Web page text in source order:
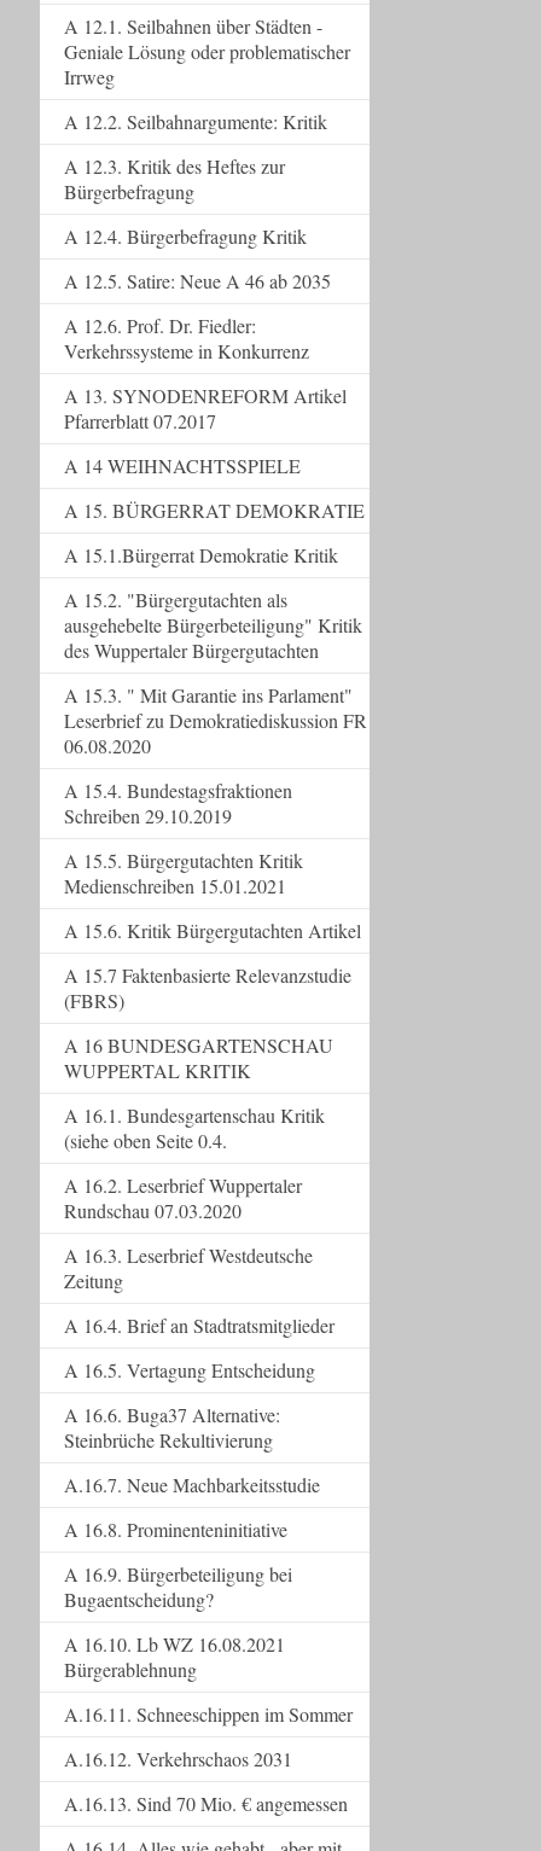
A 12.1. Seilbahnen über Städten -
Geniale Lösung oder problematischer
Irrweg
A 12.2. Seilbahnargumente: Kritik
A 12.3. Kritik des Heftes zur
Bürgerbefragung
A 12.4. Bürgerbefragung Kritik
A 12.5. Satire: Neue A 46 ab 2035
A 12.6. Prof. Dr. Fiedler:
Verkehrssysteme in Konkurrenz
A 13. SYNODENREFORM Artikel
Pfarrerblatt 07.2017
A 14 WEIHNACHTSSPIELE
A 15. BÜRGERRAT DEMOKRATIE
A 15.1.Bürgerrat Demokratie Kritik
A 15.2. "Bürgergutachten als
ausgehebelte Bürgerbeteiligung" Kritik
des Wuppertaler Bürgergutachten
A 15.3. " Mit Garantie ins Parlament"
Leserbrief zu Demokratiediskussion FR
06.08.2020
A 15.4. Bundestagsfraktionen
Schreiben 29.10.2019
A 15.5. Bürgergutachten Kritik
Medienschreiben 15.01.2021
A 15.6. Kritik Bürgergutachten Artikel
A 15.7 Faktenbasierte Relevanzstudie
(FBRS)
A 16 BUNDESGARTENSCHAU
WUPPERTAL KRITIK
A 16.1. Bundesgartenschau Kritik
(siehe oben Seite 0.4.
A 16.2. Leserbrief Wuppertaler
Rundschau 07.03.2020
A 16.3. Leserbrief Westdeutsche
Zeitung
A 16.4. Brief an Stadtratsmitglieder
A 16.5. Vertagung Entscheidung
A 16.6. Buga37 Alternative:
Steinbrüche Rekultivierung
A.16.7. Neue Machbarkeitsstudie
A 16.8. Prominenteninitiative
A 16.9. Bürgerbeteiligung bei
Bugaentscheidung?
A 16.10. Lb WZ 16.08.2021
Bürgerablehnung
A.16.11. Schneeschippen im Sommer
A.16.12. Verkehrschaos 2031
A.16.13. Sind 70 Mio. € angemessen